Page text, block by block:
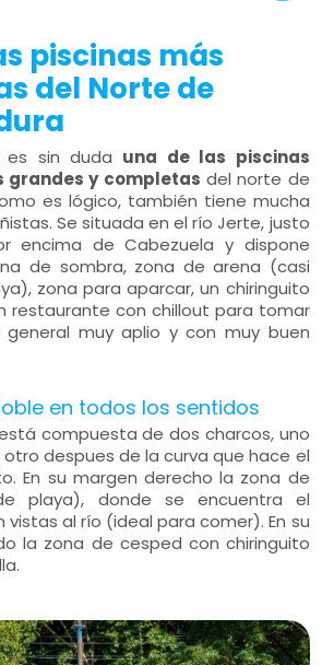
piscinas más
del Norte de
es sin duda una de las piscinas
grandes y completas del norte de
es lógico, también tiene mucha
Se situada en el río Jerte, justo
encima de Cabezuela y dispone
de sombra, zona de arena (casi
zona para aparcar, un chiringuito
restaurante con chillout para tomar
general muy aplio y con muy buen
en todos los sentidos
compuesta de dos charcos, uno
despues de la curva que hace el
En su margen derecho la zona de
playa), donde se encuentra el
al río (ideal para comer). En su
la zona de cesped con chiringuito